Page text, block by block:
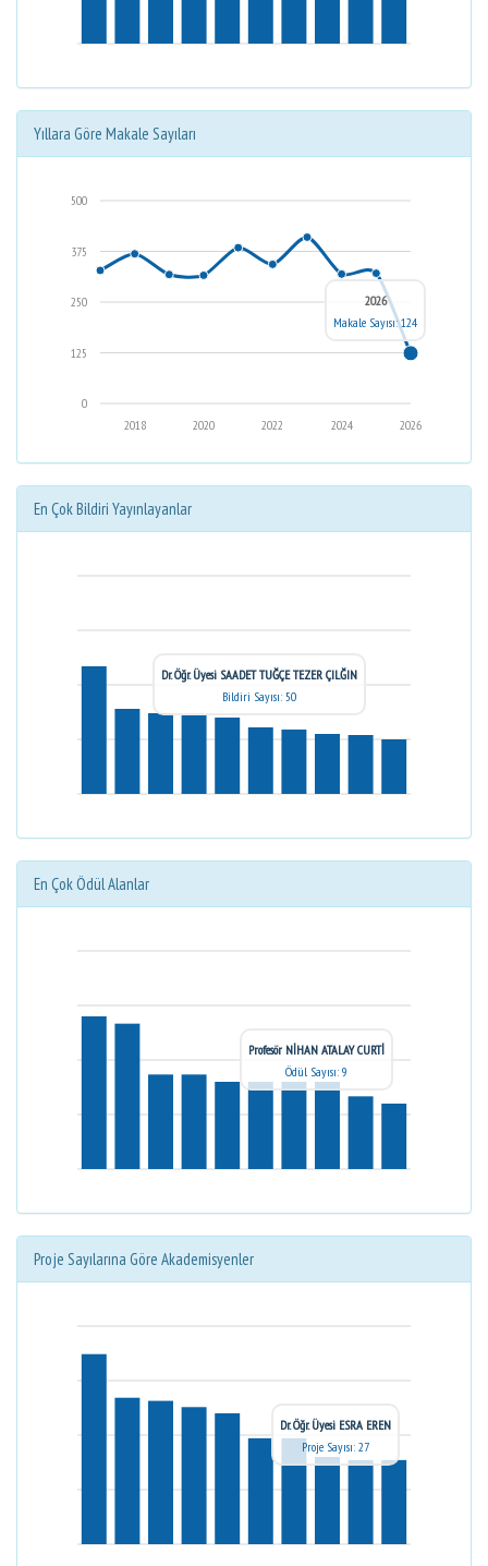
Yıllara Göre Makale Sayıları
0
125
250
375
500
2026
2024
2022
2020
2018
2026
Makale Sayısı: 124
En Çok Bildiri Yayınlayanlar
Dr. Öğr. Üyesi SAADET TUĞÇE TEZER ÇILĞIN
Bildiri Sayısı: 50
En Çok Ödül Alanlar
Profesör NİHAN ATALAY CURTİ
Ödül Sayısı: 9
Proje Sayılarına Göre Akademisyenler
Dr. Öğr. Üyesi ESRA EREN
Proje Sayısı: 27